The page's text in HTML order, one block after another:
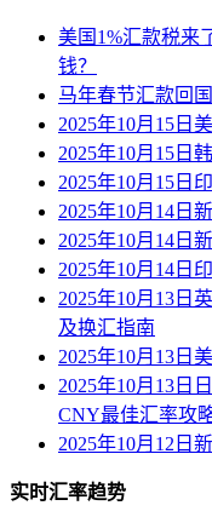
美国1%汇款税来
钱？
马年春节汇款回
2025年10月15日
2025年10月15日
2025年10月15日
2025年10月14日
2025年10月14日
2025年10月14日
2025年10月13日
及换汇指南
2025年10月13日
2025年10月13日
CNY最佳汇率攻
2025年10月12日
实时汇率趋势